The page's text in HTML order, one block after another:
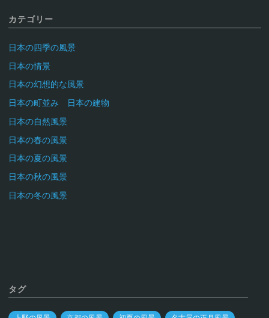
カテゴリー
日本の四季の風景
日本の情景
日本の幻想的な風景
日本の町並み 日本の建物
日本の自然風景
日本の春の風景
日本の夏の風景
日本の秋の風景
日本の冬の風景
タグ